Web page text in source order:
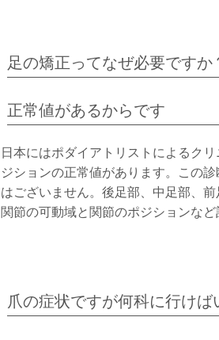
足の矯正ってなぜ必要ですか
正常値があるからです
日本にはポダイアトリストによるク
ジションの正常値があります。この
はございません。後足部、中足部、
関節の可動域と関節のポジションなど
爪の症状ですが何科に行けば